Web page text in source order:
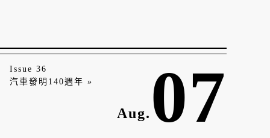
Issue 36
汽車發明140週年 »
Aug. 07